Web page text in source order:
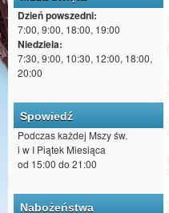
Dzień powszedni:
7:00, 9:00, 18:00, 19:00
Niedziela:
7:30, 9:00, 10:30, 12:00, 18:00,
20:00
Spowiedź
Podczas każdej Mszy św.
i w I Piątek Miesiąca
od 15:00 do 21:00
Nabożeństwa